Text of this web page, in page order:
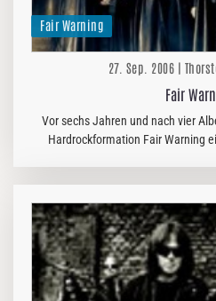
Fair Warning
27. Sep. 2006 |
Fair
Vor sechs Jahren und nach vier
Hardrockformation Fair Warning